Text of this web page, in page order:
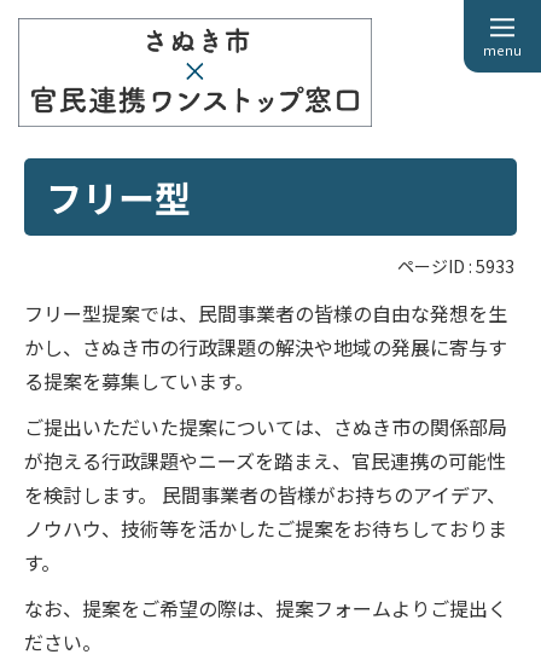
menu
フリー型
ページID : 5933
フリー型提案では、民間事業者の皆様の自由な発想を生
かし、さぬき市の行政課題の解決や地域の発展に寄与す
る提案を募集しています。
ご提出いただいた提案については、さぬき市の関係部局
が抱える行政課題やニーズを踏まえ、官民連携の可能性
を検討します。 民間事業者の皆様がお持ちのアイデア、
ノウハウ、技術等を活かしたご提案をお待ちしておりま
す。
なお、提案をご希望の際は、提案フォームよりご提出く
ださい。